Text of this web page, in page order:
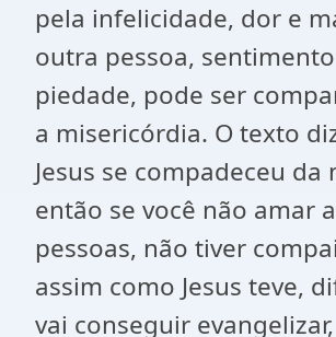
pela infelicidade, dor e
outra pessoa,
piedade, pode ser
a misericórdia. O texto
Jesus se compadeceu
então se você não amar
pessoas, não tiver
assim como Jesus teve,
vai conseguir